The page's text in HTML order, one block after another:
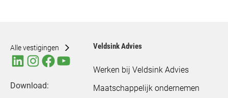
Alle vestigingen
Download:
Veldsink Advies
Werken bij Veldsink Advies
Maatschappelijk ondernemen